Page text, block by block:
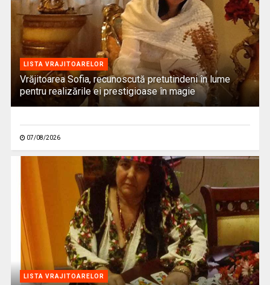
LISTA VRAJITOARELOR
Vrăjitoarea Sofia, recunoscută pretutindeni în lume
pentru realizările ei prestigioase în magie
07/08/2026
LISTA VRAJITOARELOR